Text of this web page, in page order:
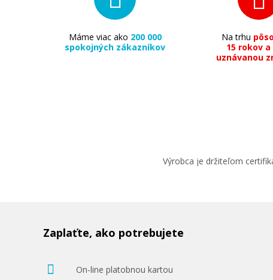
Máme viac ako 200 000
spokojných zákazníkov
Na trhu
15 rokov a
uznávanou
Výrobca je držiteľom
Zaplaťte, ako potrebujete
On-line platobnou kartou